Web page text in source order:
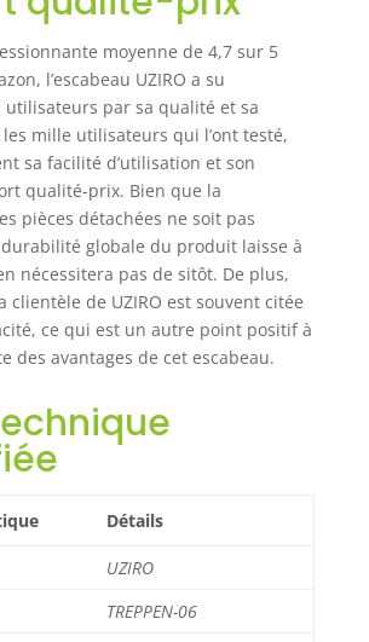
marches est conçu
comme un
véritable escabeau
3 marches
aluminium, avec
une large surface
d’appui et un
arceau de
maintien rassurant
qui facilitent la
montée et la
descente, pour
travailler en
hauteur plus
ménagères ou de
INTELLIGENT: Cet
escabeau se replie
glisser derrière
moyenne de 4,7 sur 5
l’escabeau UZIRO a su
utilisateurs par sa qualité et sa
mille utilisateurs qui l’ont testé,
sa facilité d’utilisation et son
qualité-prix. Bien que la
pièces détachées ne soit pas
globale du produit laisse à
nécessitera pas de sitôt. De plus,
clientèle de UZIRO est souvent citée
ce qui est un autre point positif à
des avantages de cet escabeau.
Détails
UZIRO
TREPPEN-06